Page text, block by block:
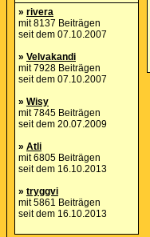
» rivera
mit 8137 Beiträgen
seit dem 07.10.2007
» Velvakandi
mit 7928 Beiträgen
seit dem 07.10.2007
» Wisy
mit 7845 Beiträgen
seit dem 20.07.2009
» Atli
mit 6805 Beiträgen
seit dem 16.10.2013
» tryggvi
mit 5861 Beiträgen
seit dem 16.10.2013